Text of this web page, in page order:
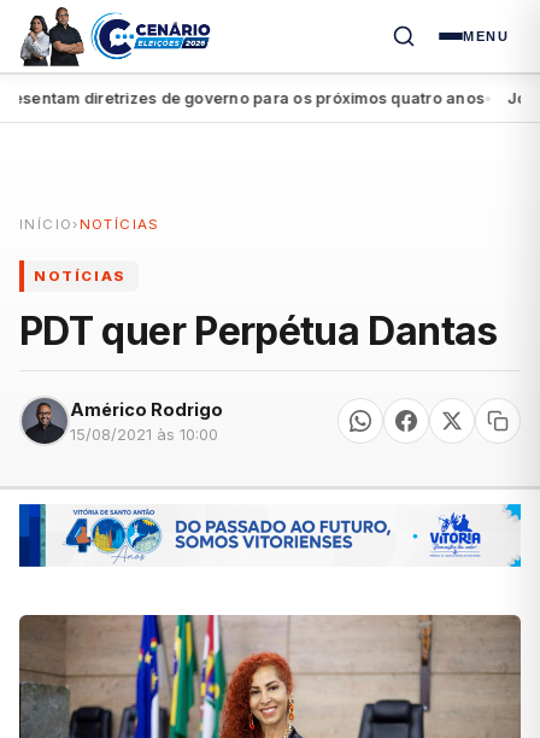
MENU
diretrizes de governo para os próximos quatro anos● João
INÍCIO › NOTÍCIAS
NOTÍCIAS
PDT quer Perpétua Dantas
Américo Rodrigo
15/08/2021 às 10:00